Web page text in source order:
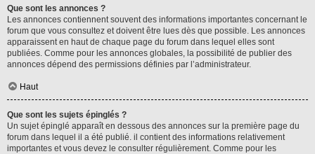
Que sont les annonces ?
Les annonces contiennent souvent des informations importantes concernant le
forum que vous consultez et doivent être lues dès que possible. Les annonces
apparaissent en haut de chaque page du forum dans lequel elles sont
publiées. Comme pour les annonces globales, la possibilité de publier des
annonces dépend des permissions définies par l’administrateur.
Haut
Que sont les sujets épinglés ?
Un sujet épinglé apparaît en dessous des annonces sur la première page du
forum dans lequel il a été publié. il contient des informations relativement
importantes et vous devez le consulter régulièrement. Comme pour les